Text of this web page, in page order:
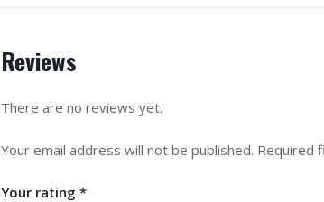
Reviews
There are no reviews yet.
Your email address will not be published. Required
Your rating *